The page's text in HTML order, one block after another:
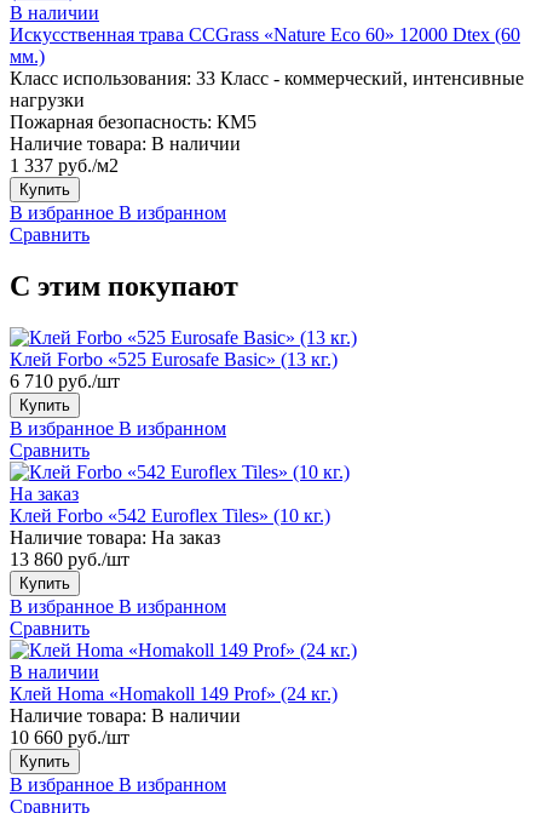
В наличии
Искусственная трава CCGrass «Nature Eco 60» 12000 Dtex (60
мм.)
Класс использования: 33 Класс - коммерческий, интенсивные
нагрузки
Пожарная безопасность: КМ5
Наличие товара: В наличии
1 337 руб./м2
Купить
В избранное В избранном
Сравнить
С этим покупают
Клей Forbo «525 Eurosafe Basic» (13 кг.)
6 710 руб./шт
Купить
В избранное В избранном
Сравнить
На заказ
Клей Forbo «542 Euroflex Tiles» (10 кг.)
Наличие товара: На заказ
13 860 руб./шт
Купить
В избранное В избранном
Сравнить
В наличии
Клей Homa «Homakoll 149 Prof» (24 кг.)
Наличие товара: В наличии
10 660 руб./шт
Купить
В избранное В избранном
Сравнить